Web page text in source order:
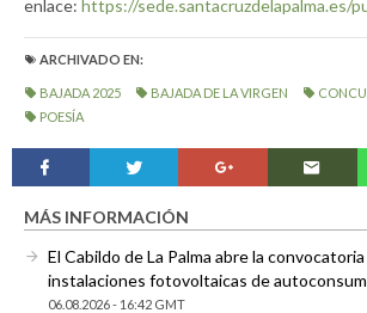
enlace: https://sede.santacruzdelapalma.es/
ARCHIVADO EN:
BAJADA 2025 BAJADA DE LA VIRGEN
POESÍA
MÁS INFORMACIÓN
El Cabildo de La Palma abre la
instalaciones fotovoltaicas de
06.08.2026 - 16:42 GMT